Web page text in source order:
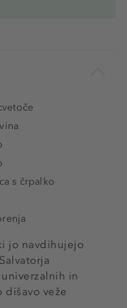
jo navdihujejo
in
dišavo veže
s črpalko